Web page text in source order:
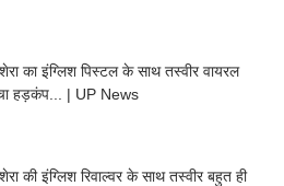
का इंग्लिश पिस्टल के साथ तस्वीर वायरल
हड़कंप... | UP News
की इंग्लिश रिवाल्वर के साथ तस्वीर बहुत ही